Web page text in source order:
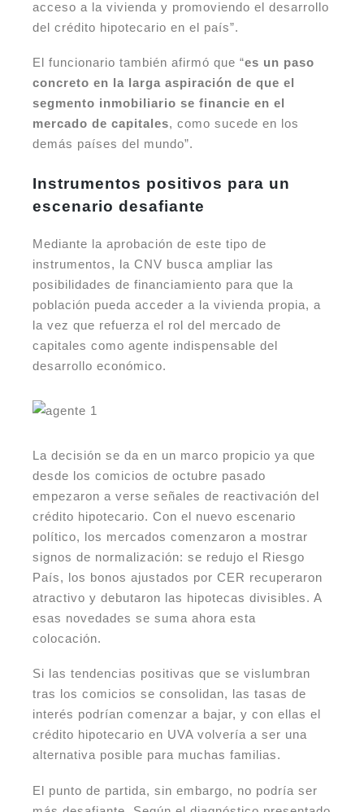
acceso a la vivienda y promoviendo el desarrollo
del crédito hipotecario en el país”.
El funcionario también afirmó que “es un paso
concreto en la larga aspiración de que el
segmento inmobiliario se financie en el
mercado de capitales, como sucede en los
demás países del mundo”.
Instrumentos positivos para un
escenario desafiante
Mediante la aprobación de este tipo de
instrumentos, la CNV busca ampliar las
posibilidades de financiamiento para que la
población pueda acceder a la vivienda propia, a
la vez que refuerza el rol del mercado de
capitales como agente indispensable del
desarrollo económico.
La decisión se da en un marco propicio ya que
desde los comicios de octubre pasado
empezaron a verse señales de reactivación del
crédito hipotecario. Con el nuevo escenario
político, los mercados comenzaron a mostrar
signos de normalización: se redujo el Riesgo
País, los bonos ajustados por CER recuperaron
atractivo y debutaron las hipotecas divisibles. A
esas novedades se suma ahora esta
colocación.
Si las tendencias positivas que se vislumbran
tras los comicios se consolidan, las tasas de
interés podrían comenzar a bajar, y con ellas el
crédito hipotecario en UVA volvería a ser una
alternativa posible para muchas familias.
El punto de partida, sin embargo, no podría ser